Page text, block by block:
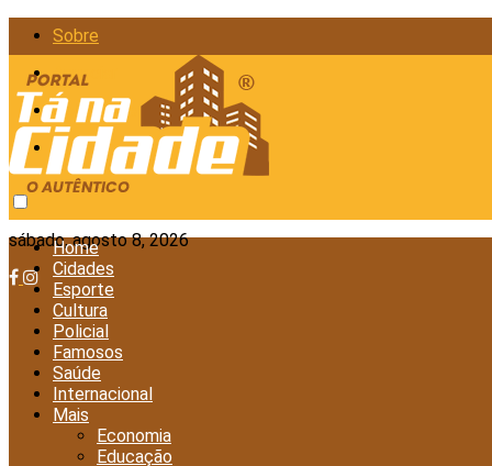
Sobre
Anunciar
Política de Privacidade
Contato
sábado, agosto 8, 2026
Home
Cidades
Esporte
Cultura
Policial
Famosos
Saúde
Internacional
Mais
Economia
Educação